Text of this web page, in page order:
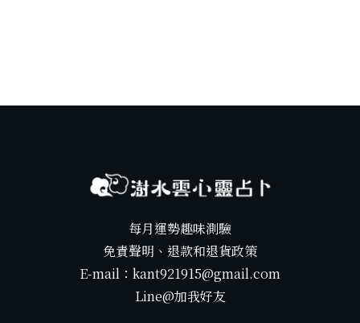
每月運勢趣味測驗
免責聲明、退款和退貨政策
E-mail：kant921915@gmail.com
Line@加我好友